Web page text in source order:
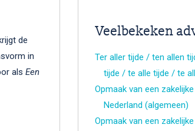
de
in
als Een
Veelbekeken
Ter aller tijde / ten allen
tijde / te alle tijde / te
Opmaak van een
Nederland (algemeen)
Opmaak van een